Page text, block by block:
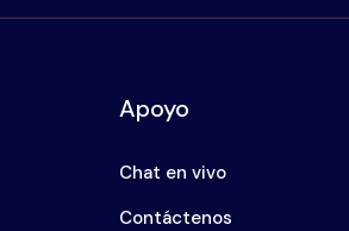
Apoyo
Chat en vivo
Contáctenos